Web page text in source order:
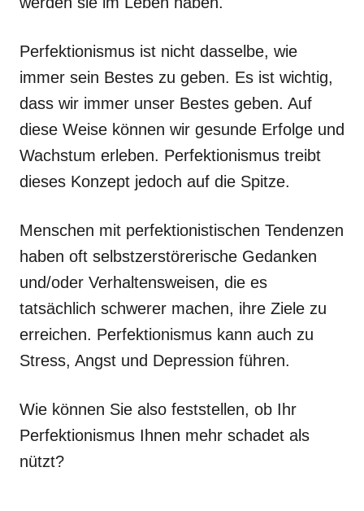
Perfektionismus ist nicht dasselbe, wie
immer sein Bestes zu geben. Es ist wichtig,
dass wir immer unser Bestes geben. Auf
diese Weise können wir gesunde Erfolge und
Wachstum erleben. Perfektionismus treibt
dieses Konzept jedoch auf die Spitze.
Menschen mit perfektionistischen Tendenzen
haben oft selbstzerstörerische Gedanken
und/oder Verhaltensweisen, die es
tatsächlich schwerer machen, ihre Ziele zu
erreichen. Perfektionismus kann auch zu
Stress, Angst und Depression führen.
Wie können Sie also feststellen, ob Ihr
Perfektionismus Ihnen mehr schadet als
nützt?